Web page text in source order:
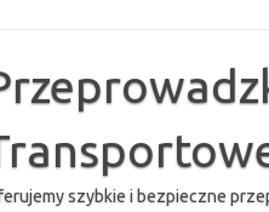
szybkie i bezpieczne